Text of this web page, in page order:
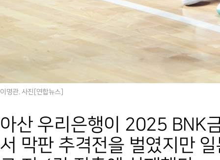
이명관. 사진[연합뉴스]
아산 우리은행이 2025 BNK
서 막판 추격전을 벌였지만